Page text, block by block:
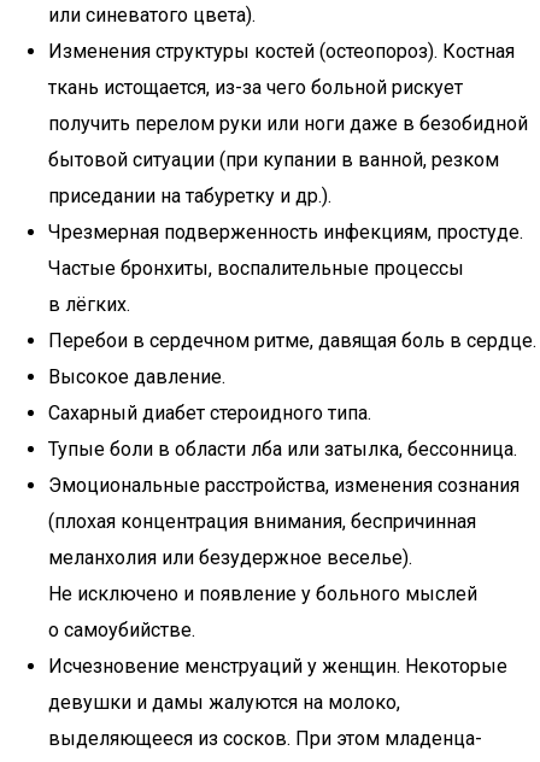
или синеватого цвета).
Изменения структуры костей (остеопороз). Костная
ткань истощается, из-за чего больной рискует
получить перелом руки или ноги даже в безобидной
бытовой ситуации (при купании в ванной, резком
приседании на табуретку и др.).
Чрезмерная подверженность инфекциям, простуде.
Частые бронхиты, воспалительные процессы
в лёгких.
Перебои в сердечном ритме, давящая боль в сердце.
Высокое давление.
Сахарный диабет стероидного типа.
Тупые боли в области лба или затылка, бессонница.
Эмоциональные расстройства, изменения сознания
(плохая концентрация внимания, беспричинная
меланхолия или безудержное веселье).
Не исключено и появление у больного мыслей
о самоубийстве.
Исчезновение менструаций у женщин. Некоторые
девушки и дамы жалуются на молоко,
выделяющееся из сосков. При этом младенца-